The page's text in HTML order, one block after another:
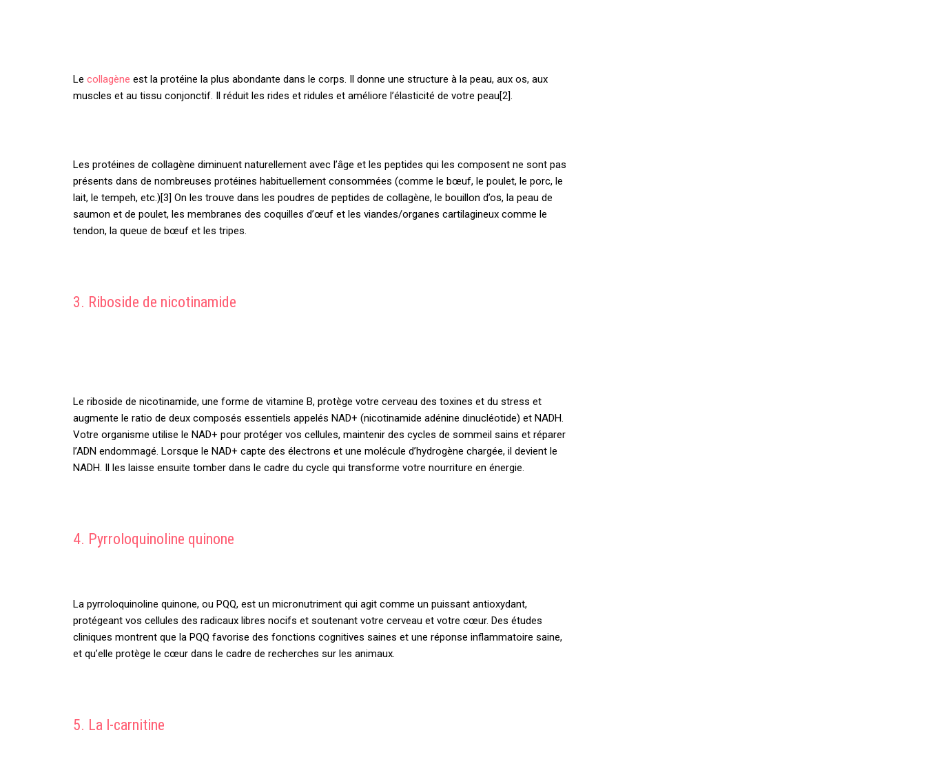
Le collagène est la protéine la plus abondante dans le corps. Il donne une structure à la peau, aux os, aux
muscles et au tissu conjonctif. Il réduit les rides et ridules et améliore l’élasticité de votre peau[2].
Les protéines de collagène diminuent naturellement avec l’âge et les peptides qui les composent ne sont pas
présents dans de nombreuses protéines habituellement consommées (comme le bœuf, le poulet, le porc, le
lait, le tempeh, etc.)[3] On les trouve dans les poudres de peptides de collagène, le bouillon d’os, la peau de
saumon et de poulet, les membranes des coquilles d’œuf et les viandes/organes cartilagineux comme le
tendon, la queue de bœuf et les tripes.
3. Riboside de nicotinamide
Le riboside de nicotinamide, une forme de vitamine B, protège votre cerveau des toxines et du stress et
augmente le ratio de deux composés essentiels appelés NAD+ (nicotinamide adénine dinucléotide) et NADH.
Votre organisme utilise le NAD+ pour protéger vos cellules, maintenir des cycles de sommeil sains et réparer
l’ADN endommagé. Lorsque le NAD+ capte des électrons et une molécule d’hydrogène chargée, il devient le
NADH. Il les laisse ensuite tomber dans le cadre du cycle qui transforme votre nourriture en énergie.
4. Pyrroloquinoline quinone
La pyrroloquinoline quinone, ou PQQ, est un micronutriment qui agit comme un puissant antioxydant,
protégeant vos cellules des radicaux libres nocifs et soutenant votre cerveau et votre cœur. Des études
cliniques montrent que la PQQ favorise des fonctions cognitives saines et une réponse inflammatoire saine,
et qu’elle protège le cœur dans le cadre de recherches sur les animaux.
5. La l-carnitine